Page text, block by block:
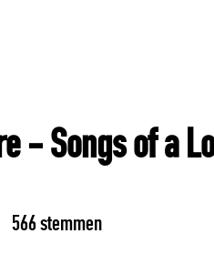
- Songs of a
566stemmen